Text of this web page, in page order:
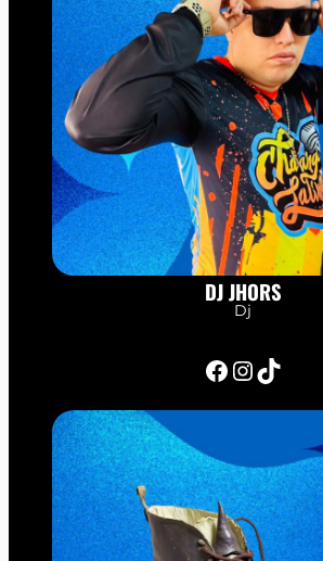
DJ JHORS
Dj
Facebook InstagramTikTok